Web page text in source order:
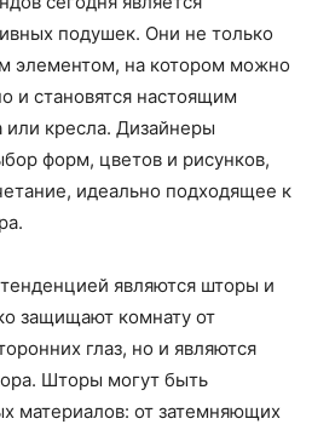
подушек. Они не только
элементом, на котором можно
и становятся настоящим
кресла. Дизайнеры
форм, цветов и рисунков,
идеально подходящее к
являются шторы и
защищают комнату от
глаз, но и являются
Шторы могут быть
материалов: от затемняющих